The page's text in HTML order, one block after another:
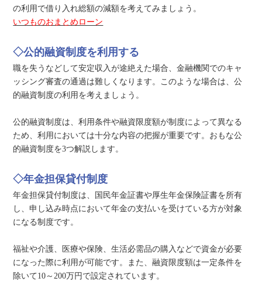
の利用で借り入れ総額の減額を考えてみましょう。
いつものおまとめローン
◇公的融資制度を利用する
職を失うなどして安定収入が途絶えた場合、金融機関でのキャ
ッシング審査の通過は難しくなります。このような場合は、公
的融資制度の利用を考えましょう。
公的融資制度は、利用条件や融資限度額が制度によって異なる
ため、利用においては十分な内容の把握が重要です。おもな公
的融資制度を3つ解説します。
◇年金担保貸付制度
年金担保貸付制度は、国民年金証書や厚生年金保険証書を所有
し、申し込み時点において年金の支払いを受けている方が対象
になる制度です。
福祉や介護、医療や保険、生活必需品の購入などで資金が必要
になった際に利用が可能です。また、融資限度額は一定条件を
除いて10～200万円で設定されています。